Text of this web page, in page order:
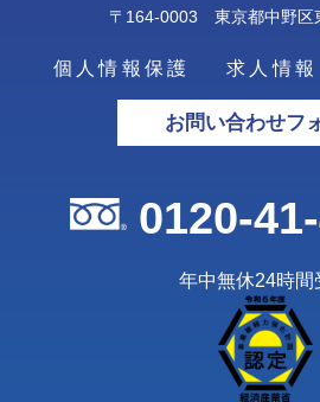
〒164-0003 東京都中野区
個人情報保護 求人情報
お問い合わせフ
0120-
年中無休24時間